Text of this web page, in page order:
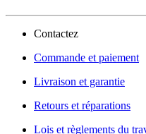
Contactez
Commande et paiement
Livraison et garantie
Retours et réparations
Lois et règlements du